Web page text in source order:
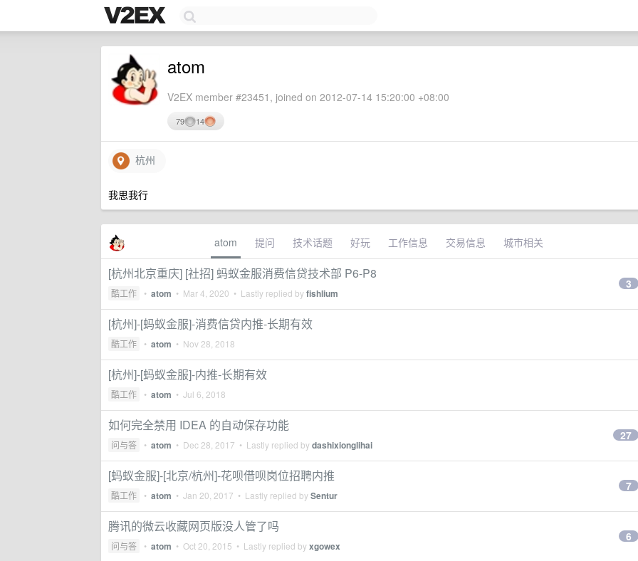
atom
V2EX member #23451, joined on 2012-07-14 15:20:00 +08:00
79 14
杭州
我思我行
atom 提问 技术话题 好玩 工作信息 交易信息 城市相关
[杭州北京重庆] [社招] 蚂蚁金服消费信贷技术部 P6-P8
酷工作 • atom • Mar 4, 2020 • Lastly replied byfishlium
3
[杭州]-[蚂蚁金服]-消费信贷内推-长期有效
酷工作 • atom • Nov 28, 2018
[杭州]-[蚂蚁金服]-内推-长期有效
酷工作 • atom • Jul 6, 2018
如何完全禁用 IDEA 的自动保存功能
问与答 • atom • Dec 28, 2017 • Lastly replied bydashixionglihai
27
[蚂蚁金服]-[北京/杭州]-花呗借呗岗位招聘内推
酷工作 • atom • Jan 20, 2017 • Lastly replied bySentur
7
腾讯的微云收藏网页版没人管了吗
问与答 • atom • Oct 20, 2015 • Lastly replied byxgowex
6